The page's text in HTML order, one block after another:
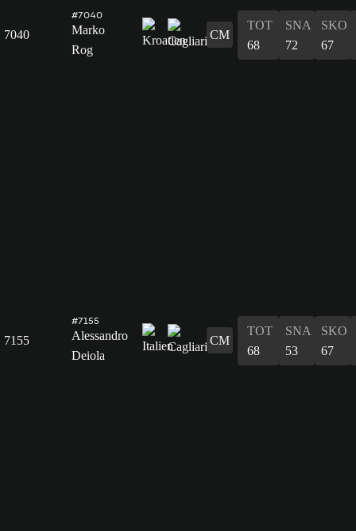
7040
#7040
Marko
Rog
CM
TOT
68
SNA
72
SKO
67
7155
#7155
Alessandro
Deiola
CM
TOT
68
SNA
53
SKO
67